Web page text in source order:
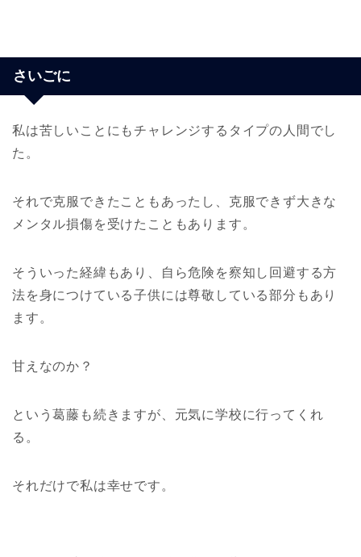
さいごに
私は苦しいことにもチャレンジするタイプの人間でし
た。
それで克服できたこともあったし、克服できず大きな
メンタル損傷を受けたこともあります。
そういった経緯もあり、自ら危険を察知し回避する方
法を身につけている子供には尊敬している部分もあり
ます。
甘えなのか？
という葛藤も続きますが、元気に学校に行ってくれ
る。
それだけで私は幸せです。